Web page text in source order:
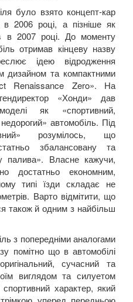
було взято концепт-кар
2006 році, а пізніше як
в 2007 році. До моменту
отримав кінцеву назву
ідею відродження
дизайном та компактними
Renaissance Zero». На
«Хонди» дав
як «спортивний,
автомобіль. Під
розумілось, що
збалансовану та
палива». Власне кажучи,
достатньо економним,
типі їзди складає не
Варто відмітити, що
також й одним з найбільш
з попередніми аналогами
помітно що в автомобілі
сучасний та
виглядом та силуетом
характер, який